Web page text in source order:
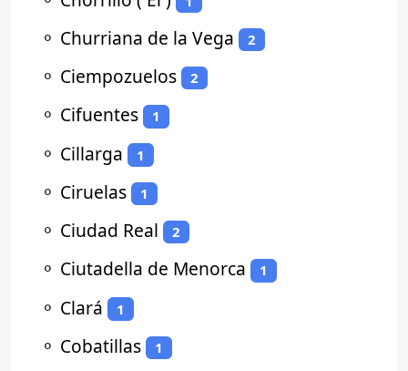
⚬ Churriana de la Vega 2
⚬ Ciempozuelos 2
⚬ Cifuentes 1
⚬ Cillarga 1
⚬ Ciruelas 1
⚬ Ciudad Real 2
⚬ Ciutadella de Menorca 1
⚬ Clará 1
⚬ Cobatillas 1